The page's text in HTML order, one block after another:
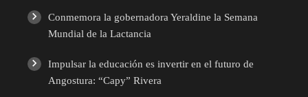
Conmemora la gobernadora Yeraldine la Semana
Mundial de la Lactancia
Impulsar la educación es invertir en el futuro de
Angostura: “Capy” Rivera